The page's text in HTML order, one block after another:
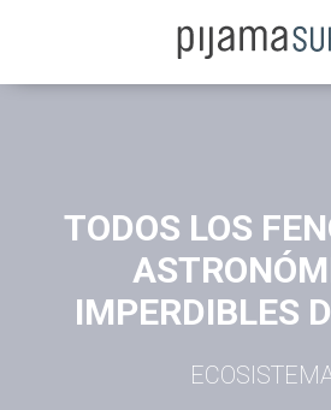
TODOS LOS
IMPERDIBLES